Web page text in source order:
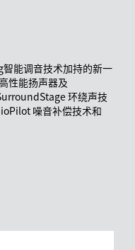
能调音技术加持的新一
性能扬声器及
环绕声技
噪音补偿技术和